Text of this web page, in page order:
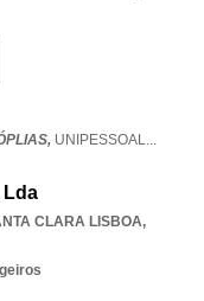
UNIPESSOAL...
Lda
CLARA LISBOA,